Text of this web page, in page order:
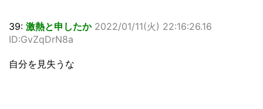
39: 激熱と申したか 2022/01/11(火) 22:16:26.16
ID:GvZqDrN8a
自分を見失うな